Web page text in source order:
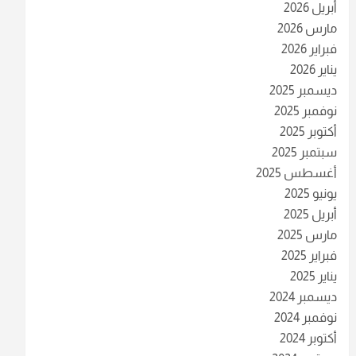
أبريل 2026
مارس 2026
فبراير 2026
يناير 2026
ديسمبر 2025
نوفمبر 2025
أكتوبر 2025
سبتمبر 2025
أغسطس 2025
يونيو 2025
أبريل 2025
مارس 2025
فبراير 2025
يناير 2025
ديسمبر 2024
نوفمبر 2024
أكتوبر 2024